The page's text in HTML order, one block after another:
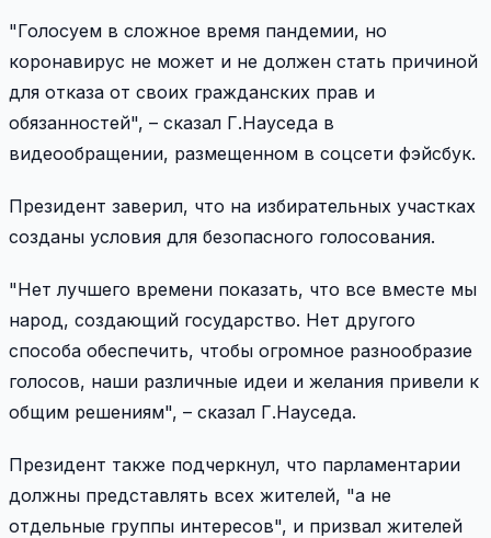
"Голосуем в сложное время пандемии, но
коронавирус не может и не должен стать причиной
для отказа от своих гражданских прав и
обязанностей", – сказал Г.Науседа в
видеообращении, размещенном в соцсети фэйсбук.
Президент заверил, что на избирательных участках
созданы условия для безопасного голосования.
"Нет лучшего времени показать, что все вместе мы
народ, создающий государство. Нет другого
способа обеспечить, чтобы огромное разнообразие
голосов, наши различные идеи и желания привели к
общим решениям", – сказал Г.Науседа.
Президент также подчеркнул, что парламентарии
должны представлять всех жителей, "а не
отдельные группы интересов", и призвал жителей